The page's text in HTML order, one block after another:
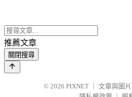
推薦文章
關閉搜尋
© 2026 PIXNET
文章與圖